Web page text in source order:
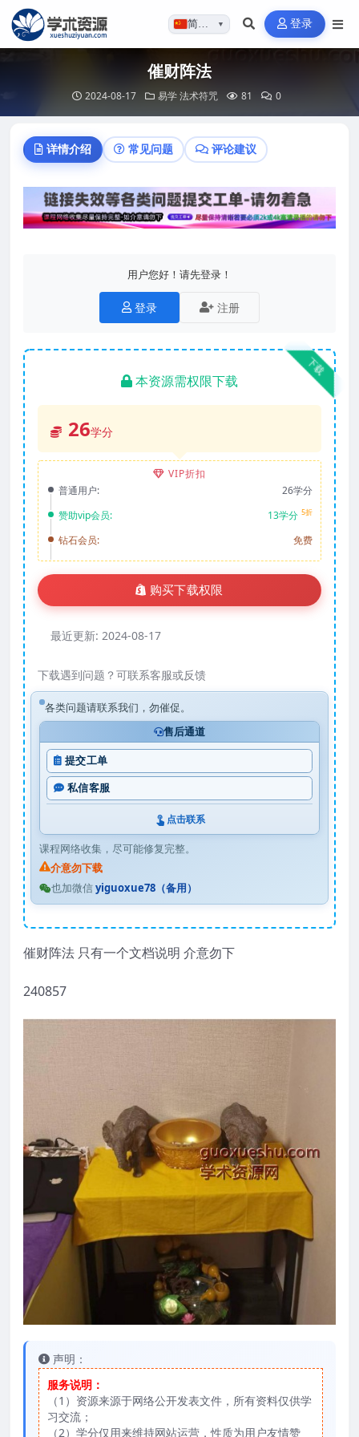
简体…▼ 登录
催财阵法
2024-08-17 易学 法术符咒 81 0
详情介绍 常见问题 评论建议
用户您好！请先登录！
登录 注册
下载
本资源需权限下载
26学分
VIP折扣
普通用户:
26学分
赞助vip会员:
13学分 5折
钻石会员: 免费
购买下载权限
最近更新: 2024-08-17
下载遇到问题？可联系客服或反馈
各类问题请联系我们，勿催促。
售后通道
提交工单
私信客服
点击联系
课程网络收集，尽可能修复完整。
介意勿下载
也加微信yiguoxue78（备用）
催财阵法 只有一个文档说明 介意勿下
240857
声明：
服务说明：
（1）资源来源于网络公开发表文件，所有资料仅供学
习交流；
（2）学分仅用来维持网站运营，性质为用户友情赞